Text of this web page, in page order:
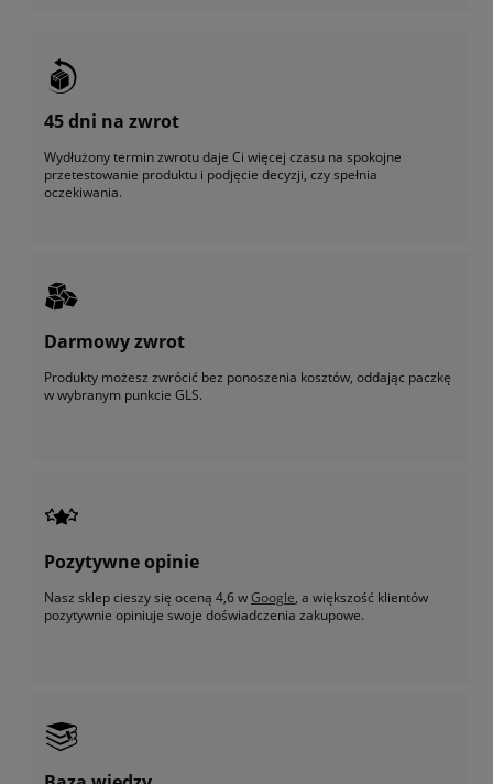
45 dni na zwrot
Wydłużony termin zwrotu daje Ci więcej czasu na spokojne
przetestowanie produktu i podjęcie decyzji, czy spełnia
oczekiwania.
Darmowy zwrot
Produkty możesz zwrócić bez ponoszenia kosztów, oddając paczkę
w wybranym punkcie GLS.
Pozytywne opinie
Nasz sklep cieszy się oceną 4,6 wGoogle, a większość klientów
pozytywnie opiniuje swoje doświadczenia zakupowe.